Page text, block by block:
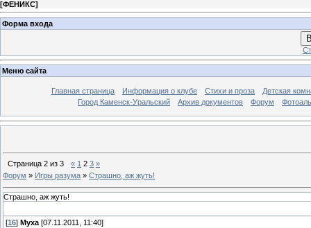
[ФЕНИКС]
Форма входа
Меню сайта
Главная страница Информация о клубе Стихи и проза
Детская
Город Каменск-Уральский
Архив документов Форум
Страница 2 из 3 « 1 2 3 »
Форум » Игры разума » Страшно, аж жуть!
Страшно, аж жуть!
[16] Муха [07.11.2011, 11:40]